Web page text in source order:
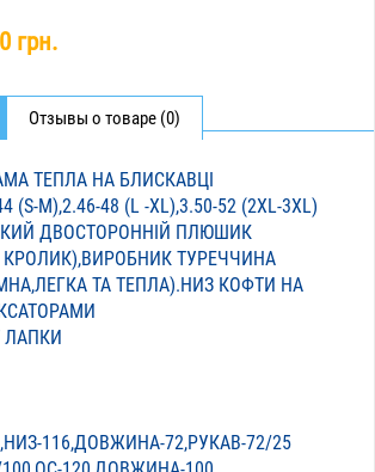
грн.
Отзывы о товаре (0)
ТЕПЛА НА БЛИСКАВЦІ
(S-M),2.46-48 (L -XL),3.50-52 (2XL-3XL)
ДВОСТОРОННІЙ ПЛЮШИК
ТУРЕЧЧИНА
ТА ТЕПЛА).НИЗ КОФТИ НА
ЛАПКИ
116,ДОВЖИНА-72,РУКАВ-72/25